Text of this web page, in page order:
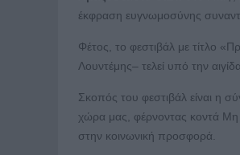
έκφραση ευγνωμοσύνης
Φέτος, το φεστιβάλ με τίτλο
Λουντέμης– τελεί υπό την
Σκοπός του φεστιβάλ είναι η
χώρα μας, φέρνοντας κοντά Μη
στην κοινωνική προσφορά.